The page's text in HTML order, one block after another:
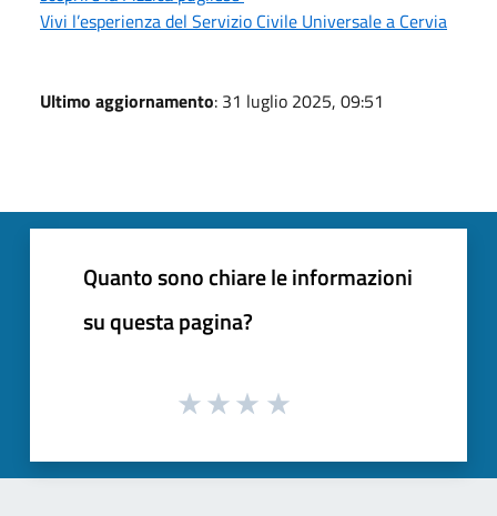
Vivi l’esperienza del Servizio Civile Universale a Cervia
Ultimo aggiornamento: 31 luglio 2025, 09:51
Quanto sono chiare le informazioni
su questa pagina?